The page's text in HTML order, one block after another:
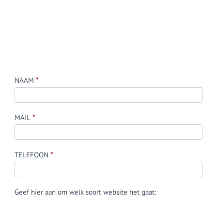
Contact
-
NAAM *
MAIL *
TELEFOON *
Geef hier aan om welk soort website het gaat: